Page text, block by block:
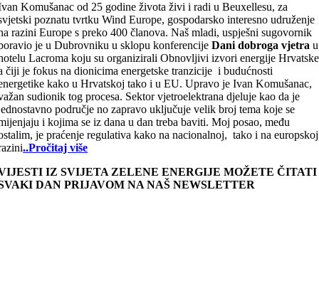
Komušanac od 25 godine života živi i radi u Beuxellesu, za
poznatu tvrtku Wind Europe, gospodarsko interesno udruženje
razini Europe s preko 400 članova. Naš mladi, uspješni sugovornik
je u Dubrovniku u sklopu konferencijeDani dobroga vjetrau
Lacroma koju su organizirali Obnovljivi izvori energije Hrvatske
čiji je fokus na dionicima energetske tranzicije i budućnosti
kako u Hrvatskoj tako i u EU. Upravo je Ivan Komušanac,
sudionik tog procesa. Sektor vjetroelektrana djeluje kao da je
područje no zapravo uključuje velik broj tema koje se
i kojima se iz dana u dan treba baviti. Moj posao, među
je praćenje regulativa kako na nacionalnoj, tako i na europskoj
..Pročitaj više
IZ SVIJETA ZELENE ENERGIJE MOŽETE ČITATI
DAN PRIJAVOM NA NAŠ NEWSLETTER